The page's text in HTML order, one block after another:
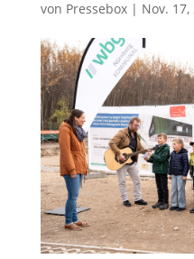
von Pressebox| Nov. 17,